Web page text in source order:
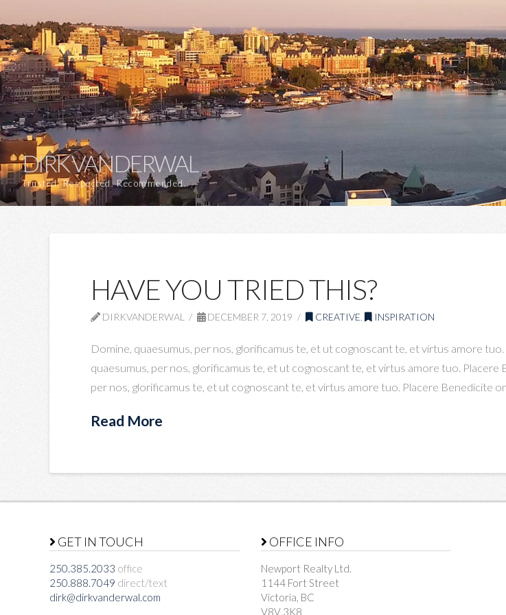
DIRK VANDERWAL
Trusted. Respected. Recommended.
HAVE YOU TRIED THIS?
DIRKVANDERWAL DECEMBER 7, 2019 CREATIVE INSPIRATION
Domine, quaesumus, per nos, glorificamus te, et ut cognoscant te, et virtus amore
quaesumus, per nos, glorificamus te, et ut cognoscant te, et virtus amore tuo.
per nos, glorificamus te, et ut cognoscant te, et virtus amore tuo. Placere Benedicite
Read More
GET IN TOUCH
250.385.2033 office
250.888.7049 direct/text
dirk@dirkvanderwal.com
OFFICE INFO
Newport Realty Ltd.
1144 Fort Street
Victoria, BC
V8V 3K8